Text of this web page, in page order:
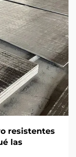
resistentes
las